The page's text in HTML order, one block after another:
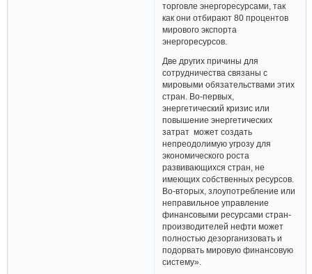
торговле энергоресурсами, так
как они отбирают 80 процентов
мирового экспорта
энергоресурсов.
Две других причины для
сотрудничества связаны с
мировыми обязательствами этих
стран. Во-первых,
энергетический кризис или
повышение энергетических
затрат может создать
непреодолимую угрозу для
экономического роста
развивающихся стран, не
имеющих собственных ресурсов.
Во-вторых, злоупотребление или
неправильное управление
финансовыми ресурсами стран-
производителей нефти может
полностью дезорганизовать и
подорвать мировую финансовую
систему».